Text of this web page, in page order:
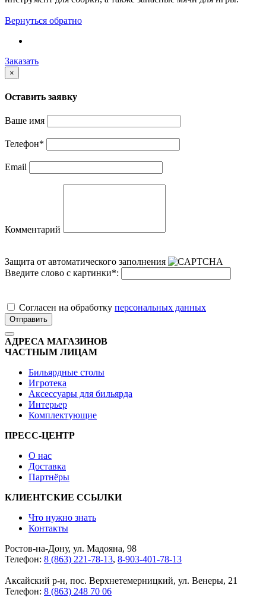
Вернуться обратно
Заказать
×
Оставить заявку
Ваше имя
Телефон*
Email
Комментарий
Защита от автоматического заполнения
Введите слово с картинки*:
Cогласен на обработку персональных данных
Отправить
АДРЕСА МАГАЗИНОВ
ЧАСТНЫМ ЛИЦАМ
Бильярдные столы
Игротека
Аксессуары для бильярда
Интерьер
Комплектующие
ПРЕСС-ЦЕНТР
О нас
Доставка
Партнёры
КЛИЕНТСКИЕ ССЫЛКИ
Что нужно знать
Контакты
Ростов-на-Дону, ул. Мадояна, 98
Телефон: 8 (863) 221-78-13, 8-903-401-78-13
Аксайский р-н, пос. Верхнетемерницкий, ул. Венеры, 21
Телефон: 8 (863) 248 70 06